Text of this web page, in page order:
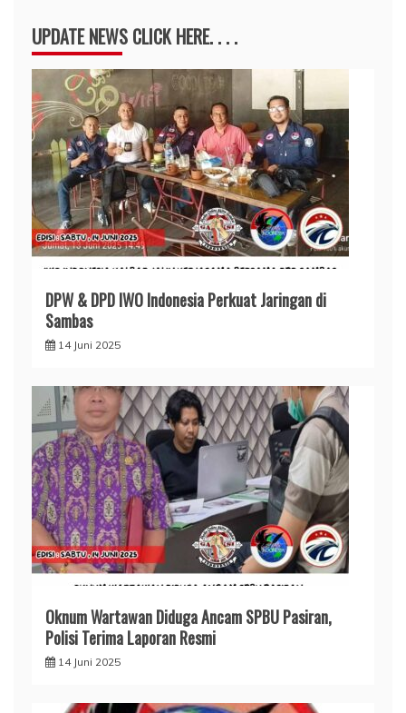
UPDATE NEWS CLICK HERE. . . .
DPW & DPD IWO Indonesia Perkuat Jaringan di
Sambas
14 Juni 2025
Oknum Wartawan Diduga Ancam SPBU Pasiran,
Polisi Terima Laporan Resmi
14 Juni 2025